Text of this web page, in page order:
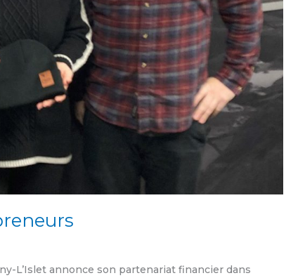
L’Islet annonce son partenariat financier dans